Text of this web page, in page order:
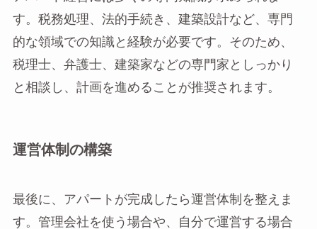
す。税務処理、法的手続き、建築設計など、専門
的な領域での知識と経験が必要です。そのため、
税理士、弁護士、建築家などの専門家としっかり
と相談し、計画を進めることが推奨されます。
運営体制の構築
最後に、アパートが完成したら運営体制を整えま
す。管理会社を使う場合や、自分で運営する場合